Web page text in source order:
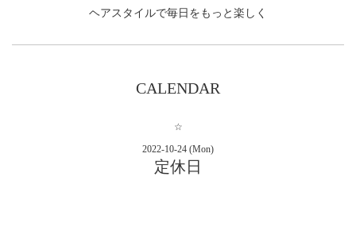
ヘアスタイルで毎日をもっと楽しく
CALENDAR
☆
2022-10-24 (Mon)
定休日